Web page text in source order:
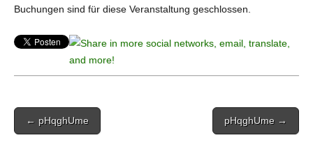
Buchungen sind für diese Veranstaltung geschlossen.
Post
navigation
← pHqghUme pHqghUme →